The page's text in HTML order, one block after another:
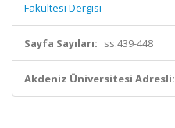
Fakültesi Dergisi
Sayfa Sayıları: ss.439-448
Akdeniz Üniversitesi Adresli: